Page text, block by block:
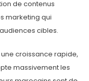
de contenus
marketing qui
cibles.
croissance rapide,
massivement les